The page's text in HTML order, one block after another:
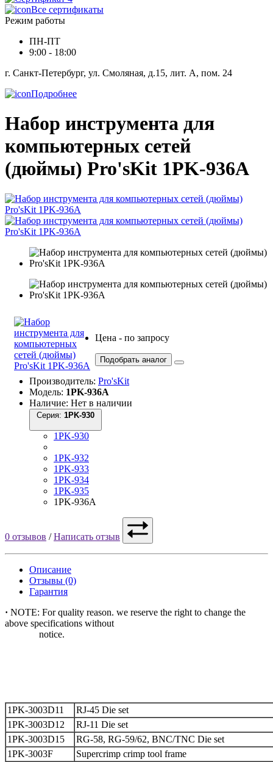
Все сертификаты
Режим работы
ПН-ПТ
9:00 - 18:00
г. Санкт-Петербург, ул. Смоляная, д.15, лит. А, пом. 24
Подробнее
Набор инструмента для
компьютерных сетей
(дюймы) Pro'sKit 1PK-936A
Цена - по запросу
Подобрать аналог
Производитель: Pro'sKit
Модель: 1PK-936A
Наличие: Нет в наличии
Серия:
1PK-930
1PK-932
1PK-933
1PK-934
1PK-935
1PK-936A
0 отзывов /Написать отзыв
Описание
Отзывы (0)
Гарантия
· NOTE: For quality reason. we reserve the right to change the
above specifications without
notice.
1PK-3003D11
RJ-45 Die set
1PK-3003D12
RJ-11 Die set
1PK-3003D15
RG-58, RG-59/62, BNC/TNC Die set
1PK-3003F
Supercrimp crimp tool frame